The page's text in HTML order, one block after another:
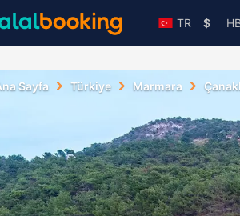
TR $
Sayfa Türkiye Marmara